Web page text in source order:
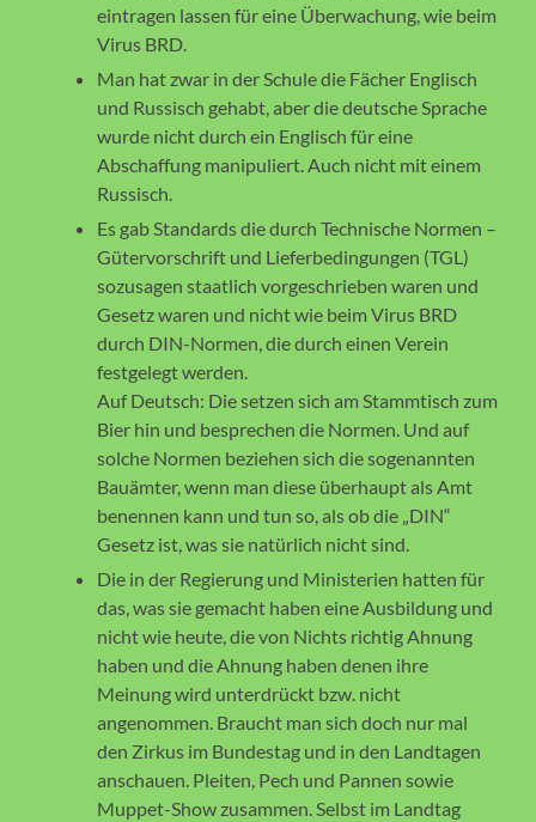
eintragen lassen für eine Überwachung, wie beim
Virus BRD.
Man hat zwar in der Schule die Fächer Englisch
und Russisch gehabt, aber die deutsche Sprache
wurde nicht durch ein Englisch für eine
Abschaffung manipuliert. Auch nicht mit einem
Russisch.
Es gab Standards die durch Technische Normen –
Gütervorschrift und Lieferbedingungen (TGL)
sozusagen staatlich vorgeschrieben waren und
Gesetz waren und nicht wie beim Virus BRD
durch DIN-Normen, die durch einen Verein
festgelegt werden.
Auf Deutsch: Die setzen sich am Stammtisch zum
Bier hin und besprechen die Normen. Und auf
solche Normen beziehen sich die sogenannten
Bauämter, wenn man diese überhaupt als Amt
benennen kann und tun so, als ob die „DIN“
Gesetz ist, was sie natürlich nicht sind.
Die in der Regierung und Ministerien hatten für
das, was sie gemacht haben eine Ausbildung und
nicht wie heute, die von Nichts richtig Ahnung
haben und die Ahnung haben denen ihre
Meinung wird unterdrückt bzw. nicht
angenommen. Braucht man sich doch nur mal
den Zirkus im Bundestag und in den Landtagen
anschauen. Pleiten, Pech und Pannen sowie
Muppet-Show zusammen. Selbst im Landtag